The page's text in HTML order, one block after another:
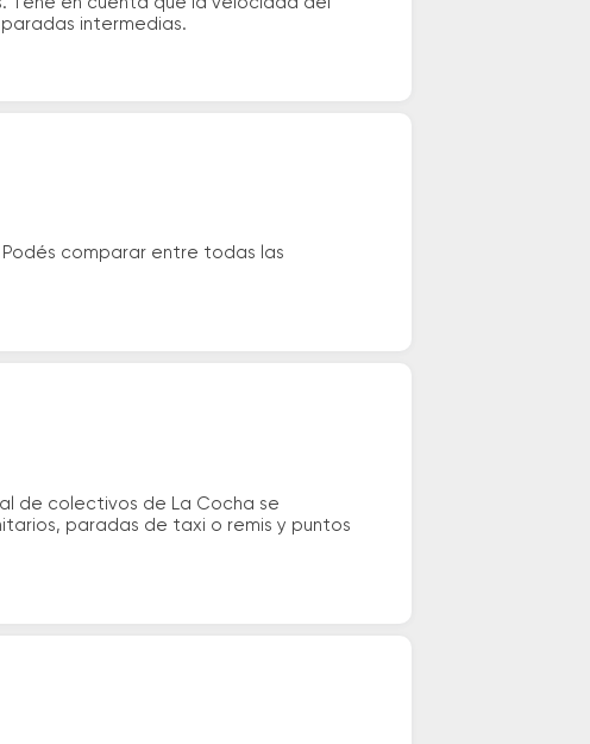
intermedias.
comparar entre todas las
de colectivos de La Cocha se
paradas de taxi o remis y puntos